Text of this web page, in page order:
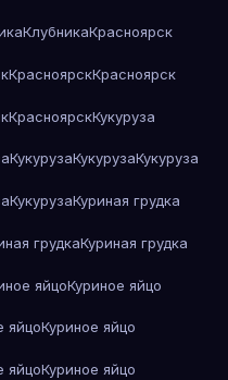
КлубникаКрасноярск
КрасноярскКрасноярск
КрасноярскКукуруза
КукурузаКукурузаКукуруза
КукурузаКуриная грудка
грудкаКуриная грудка
яйцоКуриное яйцо
яйцоКуриное яйцо
яйцоКуриное яйцо